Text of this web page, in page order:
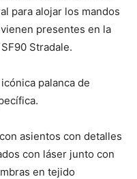
para alojar los mandos
presentes en la
Stradale.
palanca de
asientos con detalles
con láser junto con
en tejido